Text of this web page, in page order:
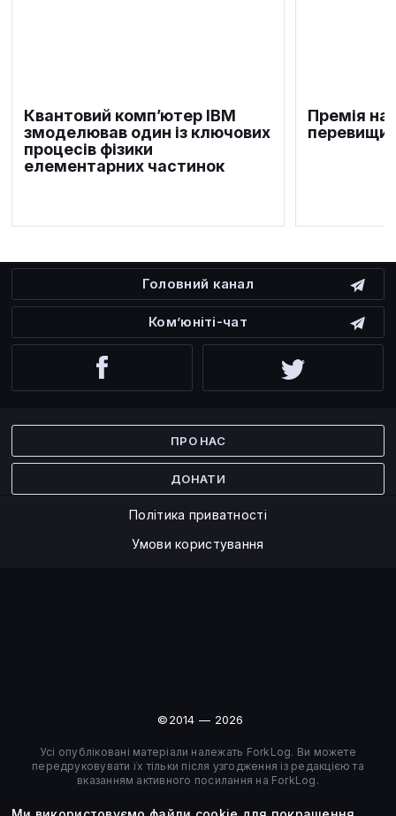
Квантовий комп’ютер IBM
змоделював один із ключових
процесів фізики
елементарних частинок
Премія на
Головний канал
Ком’юніті-чат
ПРО НАС
ДОНАТИ
Політика приватності
Умови користування
©2014 — 2026
Усі опубліковані матеріали належать ForkLog. Ви можете
передруковувати їх тільки після узгодження із редакцією та
вказанням активного посилання на ForkLog.